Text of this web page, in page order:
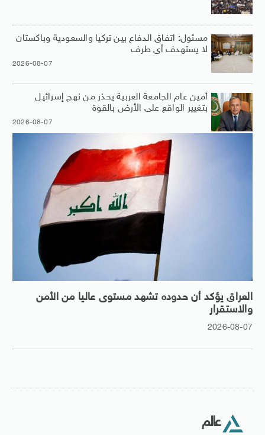
مسئول: اتفاق الدفاع بين تركيا والسعودية وباكستان
لا يستهدف أى طرف
2026-08-07
أمين عام الجامعة العربية يحذر من نهج إسرائيل
بتغيير الواقع على الأرض بالقوة
2026-08-07
العراق يؤكد أن حدوده تشهد مستوى عاليا من الأمن
والاستقرار
2026-08-07
عالم